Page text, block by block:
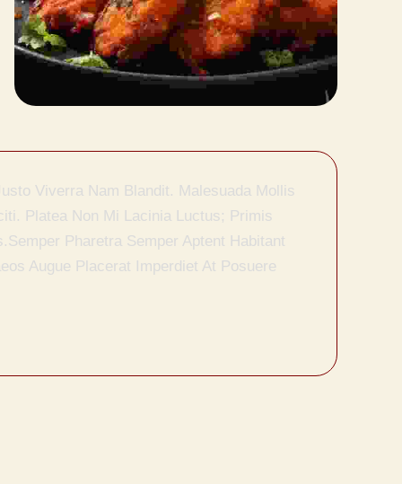
Viverra Nam Blandit. Malesuada Mollis
Platea Non Mi Lacinia Luctus; Primis
Pharetra Semper Aptent Habitant
Augue Placerat Imperdiet At Posuere